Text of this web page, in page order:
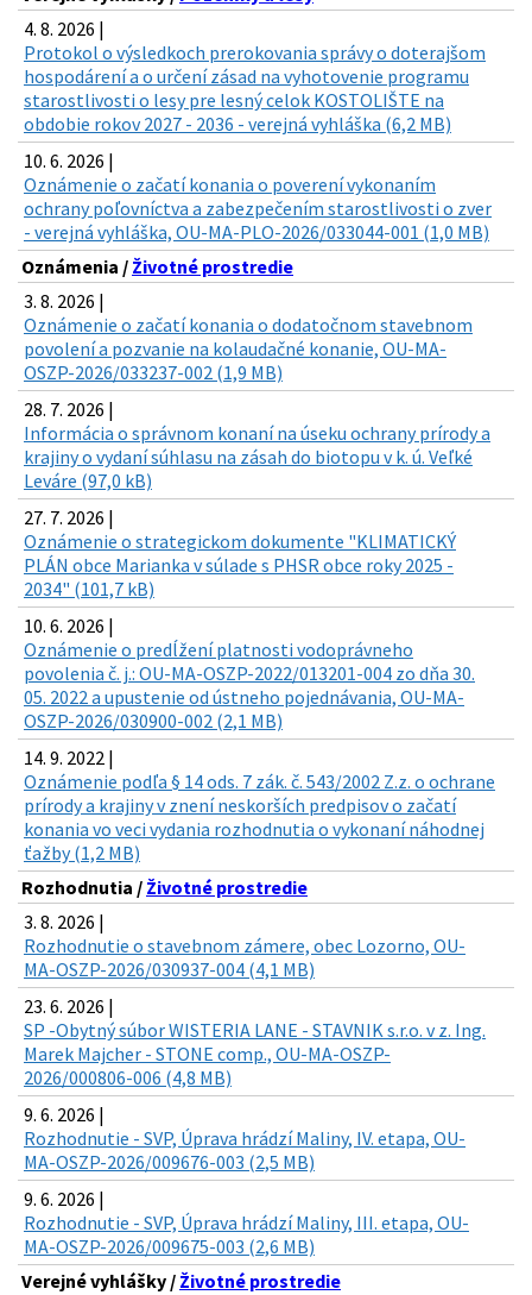
4. 8. 2026 |
Protokol o výsledkoch prerokovania správy o doterajšom
hospodárení a o určení zásad na vyhotovenie programu
starostlivosti o lesy pre lesný celok KOSTOLIŠTE na
obdobie rokov 2027 - 2036 - verejná vyhláška (6,2 MB)
10. 6. 2026 |
Oznámenie o začatí konania o poverení vykonaním
ochrany poľovníctva a zabezpečením starostlivosti o zver
- verejná vyhláška, OU-MA-PLO-2026/033044-001 (1,0 MB)
Oznámenia / Životné prostredie
3. 8. 2026 |
Oznámenie o začatí konania o dodatočnom stavebnom
povolení a pozvanie na kolaudačné konanie, OU-MA-
OSZP-2026/033237-002 (1,9 MB)
28. 7. 2026 |
Informácia o správnom konaní na úseku ochrany prírody a
krajiny o vydaní súhlasu na zásah do biotopu v k. ú. Veľké
Leváre (97,0 kB)
27. 7. 2026 |
Oznámenie o strategickom dokumente "KLIMATICKÝ
PLÁN obce Marianka v súlade s PHSR obce roky 2025 -
2034" (101,7 kB)
10. 6. 2026 |
Oznámenie o predĺžení platnosti vodoprávneho
povolenia č. j.: OU-MA-OSZP-2022/013201-004 zo dňa 30.
05. 2022 a upustenie od ústneho pojednávania, OU-MA-
OSZP-2026/030900-002 (2,1 MB)
14. 9. 2022 |
Oznámenie podľa § 14 ods. 7 zák. č. 543/2002 Z.z. o ochrane
prírody a krajiny v znení neskorších predpisov o začatí
konania vo veci vydania rozhodnutia o vykonaní náhodnej
ťažby (1,2 MB)
Rozhodnutia / Životné prostredie
3. 8. 2026 |
Rozhodnutie o stavebnom zámere, obec Lozorno, OU-
MA-OSZP-2026/030937-004 (4,1 MB)
23. 6. 2026 |
SP -Obytný súbor WISTERIA LANE - STAVNIK s.r.o. v z. Ing.
Marek Majcher - STONE comp., OU-MA-OSZP-
2026/000806-006 (4,8 MB)
9. 6. 2026 |
Rozhodnutie - SVP, Úprava hrádzí Maliny, IV. etapa, OU-
MA-OSZP-2026/009676-003 (2,5 MB)
9. 6. 2026 |
Rozhodnutie - SVP, Úprava hrádzí Maliny, III. etapa, OU-
MA-OSZP-2026/009675-003 (2,6 MB)
Verejné vyhlášky / Životné prostredie